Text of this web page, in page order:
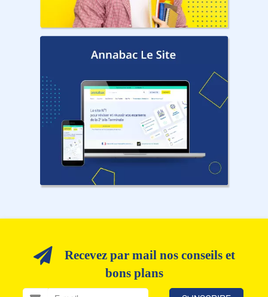
Recevez par mail nos conseils et
bons plans